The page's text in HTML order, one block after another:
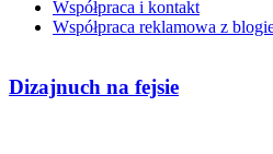
Współpraca i kontakt
Współpraca reklamowa z
Dizajnuch na fejsie